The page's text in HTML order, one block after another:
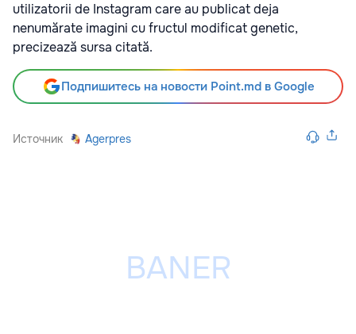
utilizatorii de Instagram care au publicat deja
nenumărate imagini cu fructul modificat genetic,
precizează sursa citată.
Подпишитесь на новости Point.md в Google
Источник Agerpres